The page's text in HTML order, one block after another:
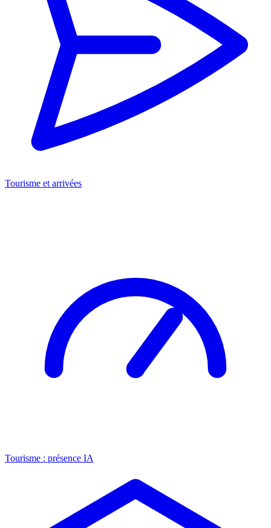
Tourisme et arrivées
Tourisme : présence IA